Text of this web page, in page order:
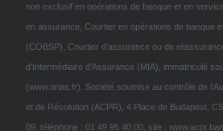
non exclusif en opérations de banque et en
en assurance, Courtier en opérations de banque
(COBSP), Courtier d’assurance ou de
d’Intermédiaire d’Assurance (MIA), immatriculé
(www.orias.fr). Société soumise au contrôle de
et de Résolution (ACPR), 4 Place de Budapest,
09, téléphone : 01 49 95 40 00, site :